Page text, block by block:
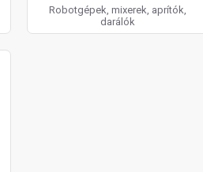
Robotgépek, mixerek, aprítók,
darálók